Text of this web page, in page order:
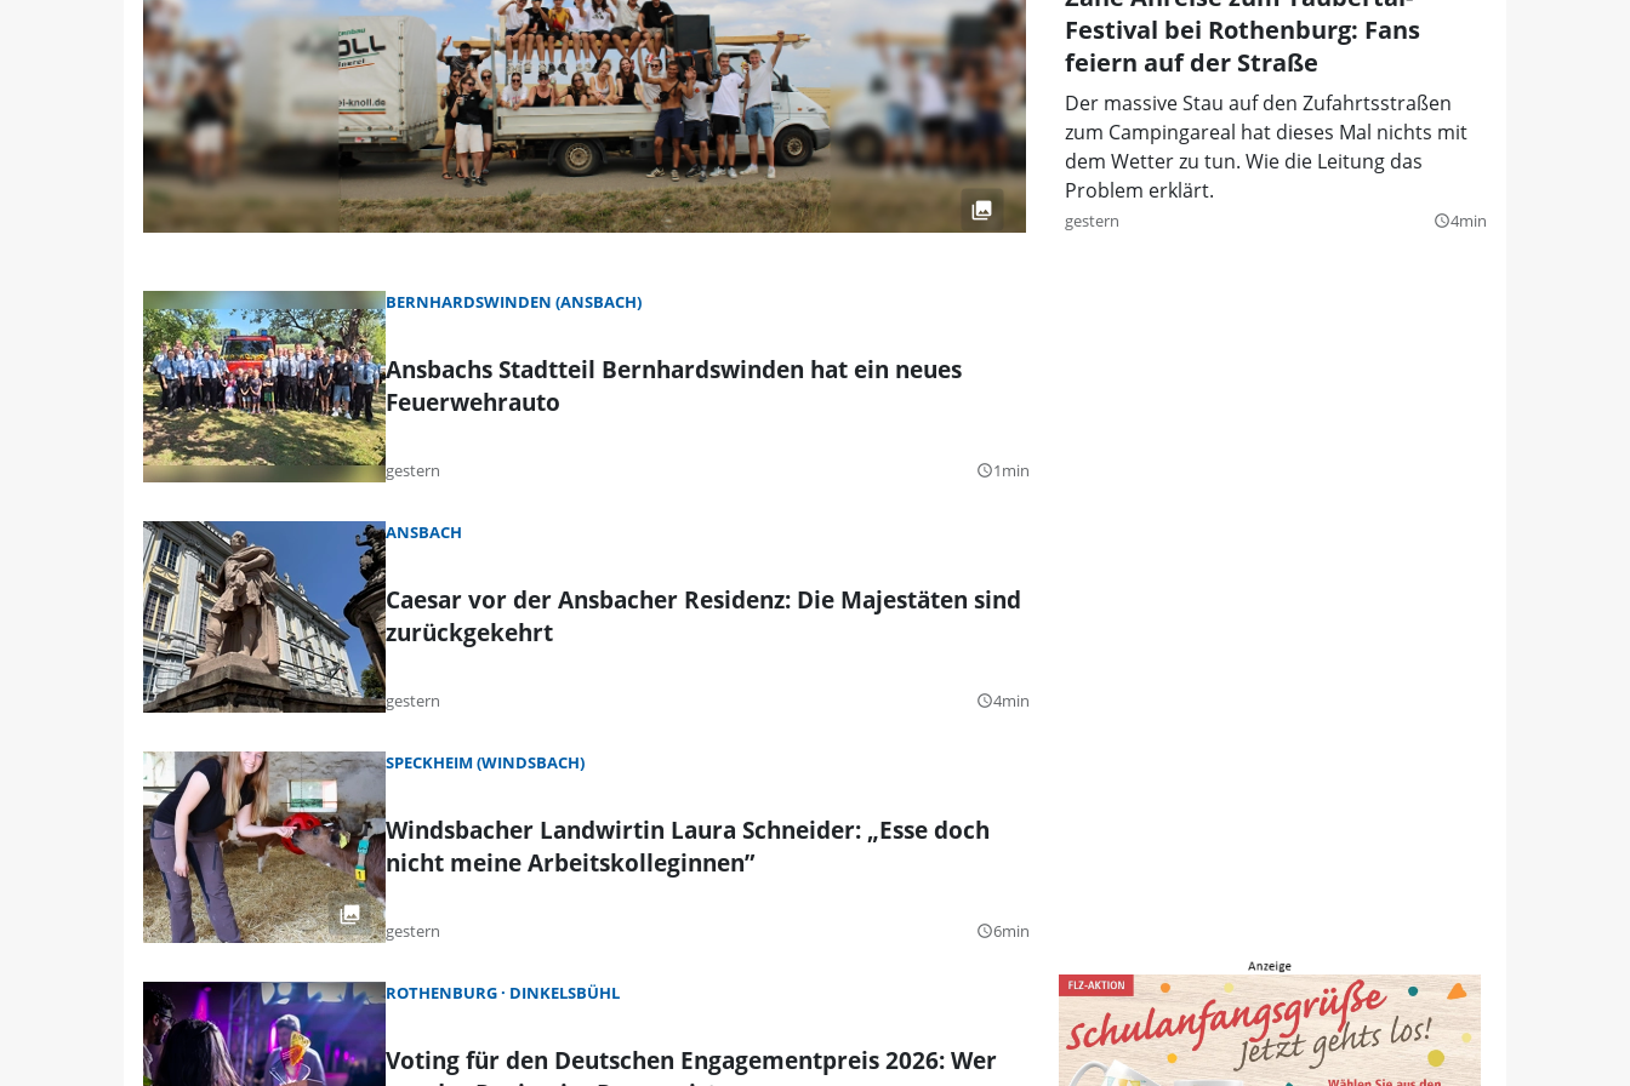
Festival bei Rothenburg: Fans
feiern auf der Straße
Der massive Stau auf den Zufahrtsstraßen
zum Campingareal hat dieses Mal nichts mit
dem Wetter zu tun. Wie die Leitung das
Problem erklärt.
gestern query_builder4min
BERNHARDSWINDEN (ANSBACH)
Ansbachs Stadtteil Bernhardswinden hat ein neues
Feuerwehrauto
gestern query_builder1min
ANSBACH
Caesar vor der Ansbacher Residenz: Die Majestäten sind
zurückgekehrt
gestern query_builder4min
SPECKHEIM (WINDSBACH)
Windsbacher Landwirtin Laura Schneider: „Esse doch
nicht meine Arbeitskolleginnen”
gestern query_builder6min
ROTHENBURG DINKELSBÜHL
Voting für den Deutschen Engagementpreis 2026: Wer